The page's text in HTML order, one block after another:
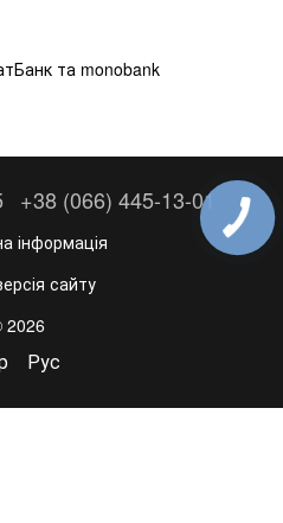
та monobank
+38 (066) 445-13-01
інформація
сайту
2026
Рус